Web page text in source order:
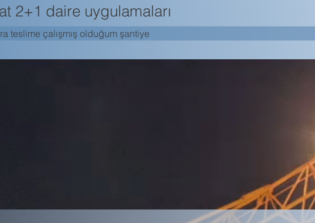
2+1 daire uygulamaları
teslime çalışmış olduğum şantiye